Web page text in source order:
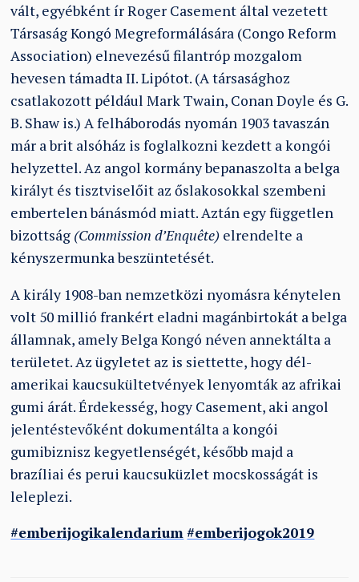
vált, egyébként ír Roger Casement által vezetett
Társaság Kongó Megreformálására (Congo Reform
Association) elnevezésű filantróp mozgalom
hevesen támadta II. Lipótot. (A társasághoz
csatlakozott például Mark Twain, Conan Doyle és G.
B. Shaw is.) A felháborodás nyomán 1903 tavaszán
már a brit alsóház is foglalkozni kezdett a kongói
helyzettel. Az angol kormány bepanaszolta a belga
királyt és tisztviselőit az őslakosokkal szembeni
embertelen bánásmód miatt. Aztán egy független
bizottság (Commission d’Enquête) elrendelte a
kényszermunka beszüntetését.
A király 1908-ban nemzetközi nyomásra kénytelen
volt 50 millió frankért eladni magánbirtokát a belga
államnak, amely Belga Kongó néven annektálta a
területet. Az ügyletet az is siettette, hogy dél-
amerikai kaucsukültetvények lenyomták az afrikai
gumi árát. Érdekesség, hogy Casement, aki angol
jelentéstevőként dokumentálta a kongói
gumibiznisz kegyetlenségét, később majd a
brazíliai és perui kaucsuküzlet mocskosságát is
leleplezi.
#emberijogikalendarium#emberijogok2019